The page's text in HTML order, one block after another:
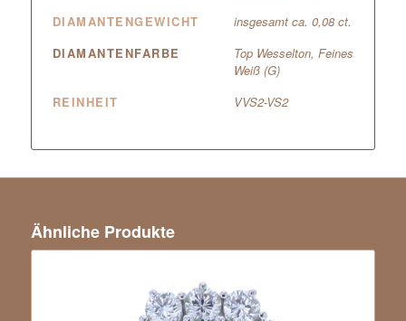
DIAMANTENGEWICHT
insgesamt ca. 0,08 ct.
DIAMANTENFARBE
Top Wesselton, Feines
Weiß (G)
REINHEIT
VVS2-VS2
Ähnliche Produkte